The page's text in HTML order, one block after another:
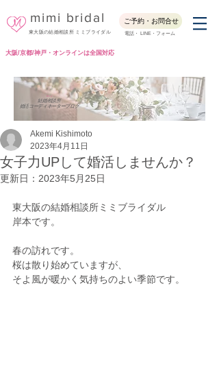
東大阪の結婚相談所 ミミブライダル
mimi bridal ご予約・お問合せ
電話・ LINE・フォーム
大阪/京都/神戸・オンラインは全国対応
結婚相談所
婚活コーディネーターブログ
Blog
女子力UPして婚活しませんか？
Akemi Kishimoto
2023年4月11日
更新日： 2023年5月25日
東大阪の結婚相談所ミミブライダル
岸本です。
春の訪れです。
桜は散り始めていますが、
そよ風が暖かく気持ちのよい季節です。